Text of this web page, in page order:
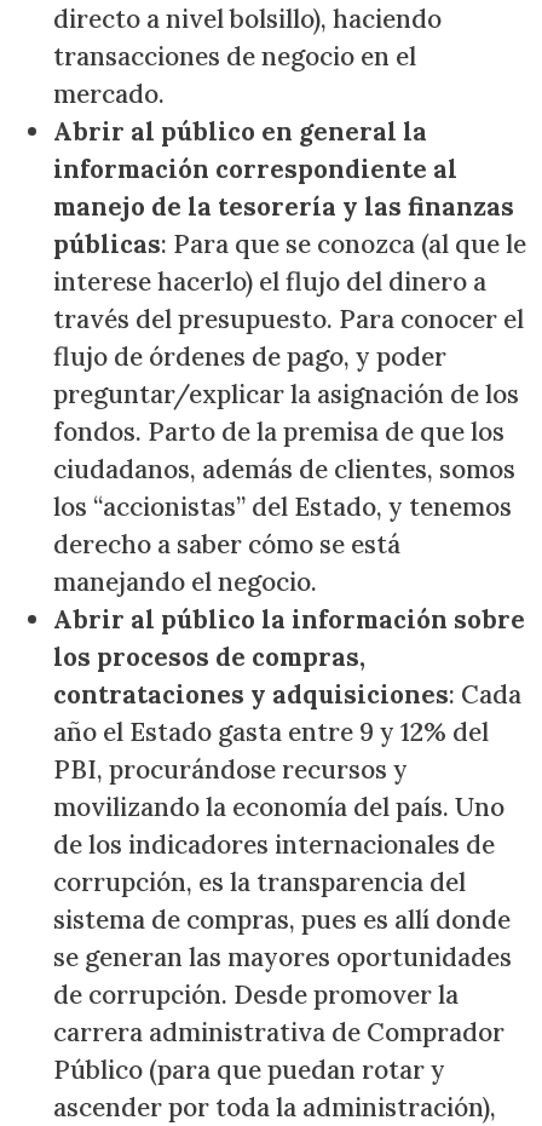
directo a nivel bolsillo), haciendo
transacciones de negocio en el
mercado.
Abrir al público en general la
información correspondiente al
manejo de la tesorería y las finanzas
públicas: Para que se conozca (al que le
interese hacerlo) el flujo del dinero a
través del presupuesto. Para conocer el
flujo de órdenes de pago, y poder
preguntar/explicar la asignación de los
fondos. Parto de la premisa de que los
ciudadanos, además de clientes, somos
los “accionistas” del Estado, y tenemos
derecho a saber cómo se está
manejando el negocio.
Abrir al público la información sobre
los procesos de compras,
contrataciones y adquisiciones: Cada
año el Estado gasta entre 9 y 12% del
PBI, procurándose recursos y
movilizando la economía del país. Uno
de los indicadores internacionales de
corrupción, es la transparencia del
sistema de compras, pues es allí donde
se generan las mayores oportunidades
de corrupción. Desde promover la
carrera administrativa de Comprador
Público (para que puedan rotar y
ascender por toda la administración),